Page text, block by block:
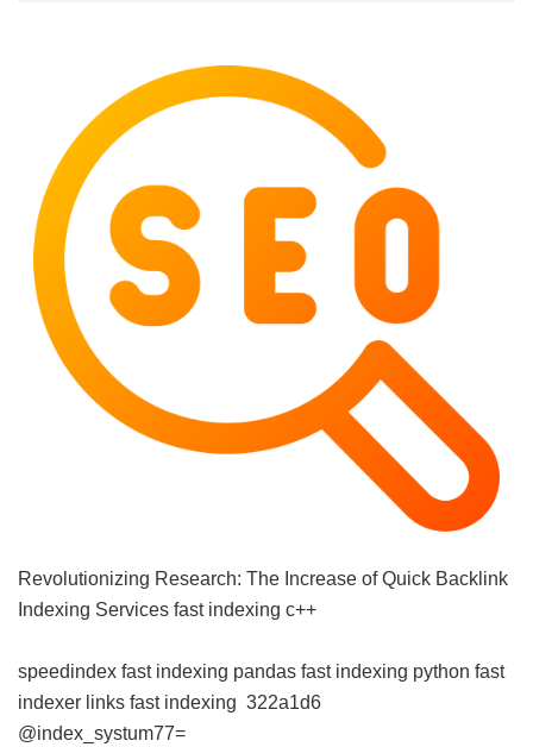
Revolutionizing Research: The Increase of Quick Backlink
Indexing Services fast indexing c++
speedindex fast indexing pandas fast indexing python fast
indexer links fast indexing 322a1d6
@index_systum77=